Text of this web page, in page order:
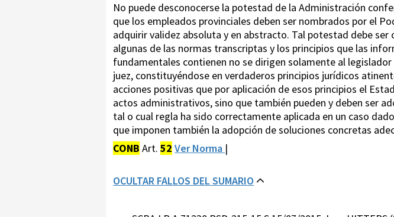
No puede desconocerse la potestad de la Administración
que los empleados provinciales deben ser nombrados por el
adquirir validez absoluta y en abstracto. Tal potestad debe
algunas de las normas transcriptas y los principios que las
fundamentales contienen no se dirigen solamente al
juez, constituyéndose en verdaderos principios jurídicos
acciones positivas que por aplicación de esos principios el
actos administrativos, sino que también pueden y deben ser
tal o cual regla ha sido correctamente aplicada en un caso
que imponen también la adopción de soluciones concretas
CONB Art. 52 Ver Norma |
OCULTAR FALLOS DEL SUMARIO